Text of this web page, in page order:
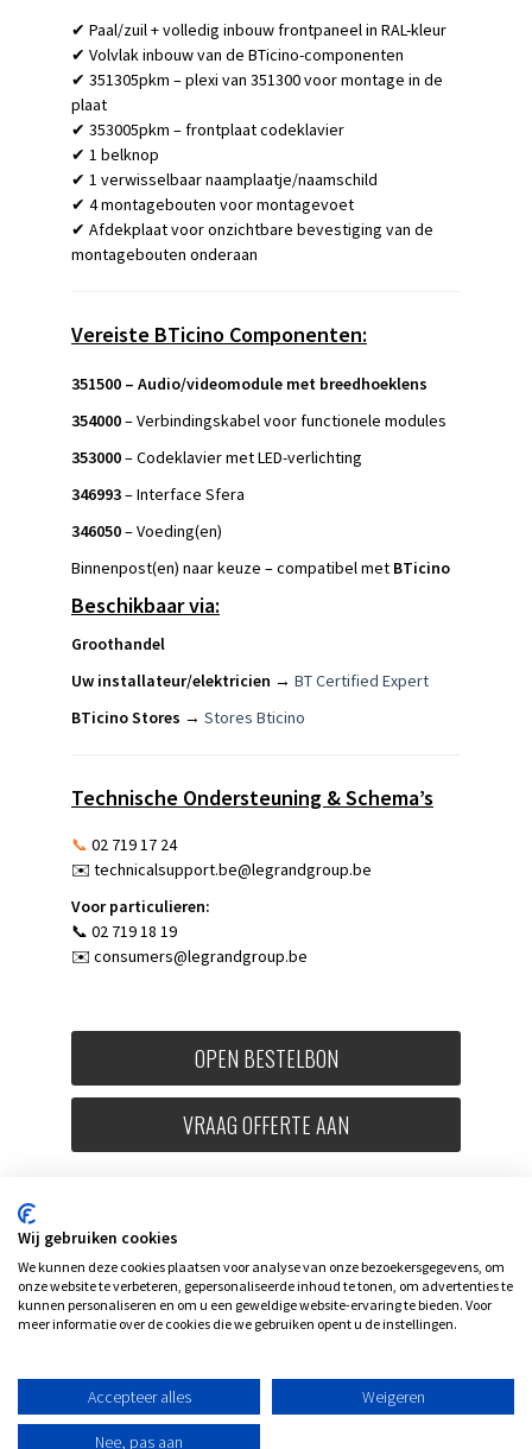
✔ Paal/zuil + volledig inbouw frontpaneel in RAL-kleur
✔ Volvlak inbouw van de BTicino-componenten
✔ 351305pkm – plexi van 351300 voor montage in de
plaat
✔ 353005pkm – frontplaat codeklavier
✔ 1 belknop
✔ 1 verwisselbaar naamplaatje/naamschild
✔ 4 montagebouten voor montagevoet
✔ Afdekplaat voor onzichtbare bevestiging van de
montagebouten onderaan
Vereiste BTicino Componenten:
351500 – Audio/videomodule met breedhoeklens
354000– Verbindingskabel voor functionele modules
353000– Codeklavier met LED-verlichting
346993– Interface Sfera
346050– Voeding(en)
Binnenpost(en) naar keuze – compatibel met BTicino
Beschikbaar via:
Groothandel
Uw installateur/elektricien → BT Certified Expert
BTicino Stores → Stores Bticino
Technische Ondersteuning & Schema’s
📞 02 719 17 24
✉️ technicalsupport.be@legrandgroup.be
Voor particulieren:
📞 02 719 18 19
✉️ consumers@legrandgroup.be
OPEN BESTELBON
VRAAG OFFERTE AAN
Wij gebruiken cookies
We kunnen deze cookies plaatsen voor analyse van onze bezoekersgegevens, om
onze website te verbeteren, gepersonaliseerde inhoud te tonen, om advertenties te
kunnen personaliseren en om u een geweldige website-ervaring te bieden. Voor
meer informatie over de cookies die we gebruiken opent u de instellingen.
Accepteer alles Weigeren
Nee, pas aan